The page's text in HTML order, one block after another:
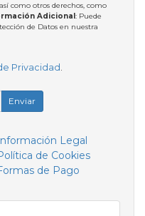
como otros derechos, como
Adicional: Puede
de Datos en nuestra
Privacidad .
Enviar
Legal
de Cookies
de Pago